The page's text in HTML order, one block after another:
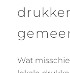
Wat